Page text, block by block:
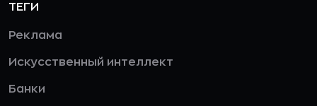
ТЕГИ
Реклама
Искусственный интеллект
Банки